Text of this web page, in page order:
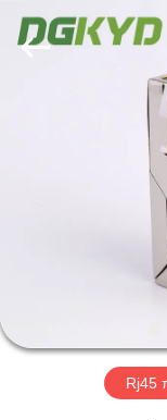
ΠΡΟΪΌΝΤΑ
ΠΕΡΊΠΟΥ
Electronic
Technology
Co.,ltd.
Rj45